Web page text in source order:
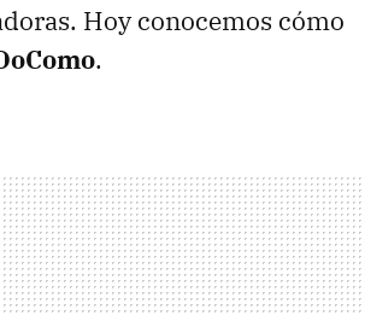
Hoy conocemos cómo
.